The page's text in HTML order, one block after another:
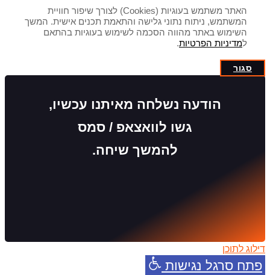
האתר משתמש בעוגיות (Cookies) לצורך שיפור חוויית
המשתמש, ניתוח נתוני גלישה והתאמת תכנים אישית. המשך
השימוש באתר מהווה הסכמה לשימוש בעוגיות בהתאם
למדיניות הפרטיות.
סגור
הודעה נשלחה מאיתנו עכשיו,
גשו לוואצאפ / סמס
להמשך שיחה.
דילוג לתוכן
פתח סרגל נגישות